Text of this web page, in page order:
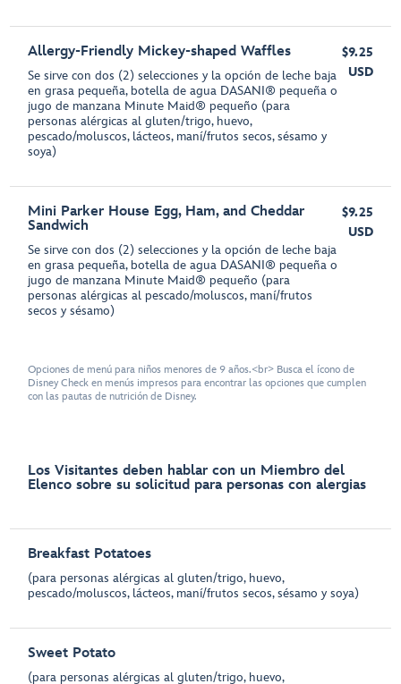
Allergy-Friendly Mickey-shaped Waffles
Se sirve con dos (2) selecciones y la opción de leche baja
en grasa pequeña, botella de agua DASANI® pequeña o
jugo de manzana Minute Maid® pequeño (para
personas alérgicas al gluten/trigo, huevo,
pescado/moluscos, lácteos, maní/frutos secos, sésamo y
soya)
$9.25
USD
Mini Parker House Egg, Ham, and Cheddar
Sandwich
Se sirve con dos (2) selecciones y la opción de leche baja
en grasa pequeña, botella de agua DASANI® pequeña o
jugo de manzana Minute Maid® pequeño (para
personas alérgicas al pescado/moluscos, maní/frutos
secos y sésamo)
$9.25
USD
Opciones de menú para niños menores de 9 años.<br> Busca el ícono de
Disney Check en menús impresos para encontrar las opciones que cumplen
con las pautas de nutrición de Disney.
Los Visitantes deben hablar con un Miembro del
Elenco sobre su solicitud para personas con alergias
Breakfast Potatoes
(para personas alérgicas al gluten/trigo, huevo,
pescado/moluscos, lácteos, maní/frutos secos, sésamo y soya)
Sweet Potato
(para personas alérgicas al gluten/trigo, huevo,